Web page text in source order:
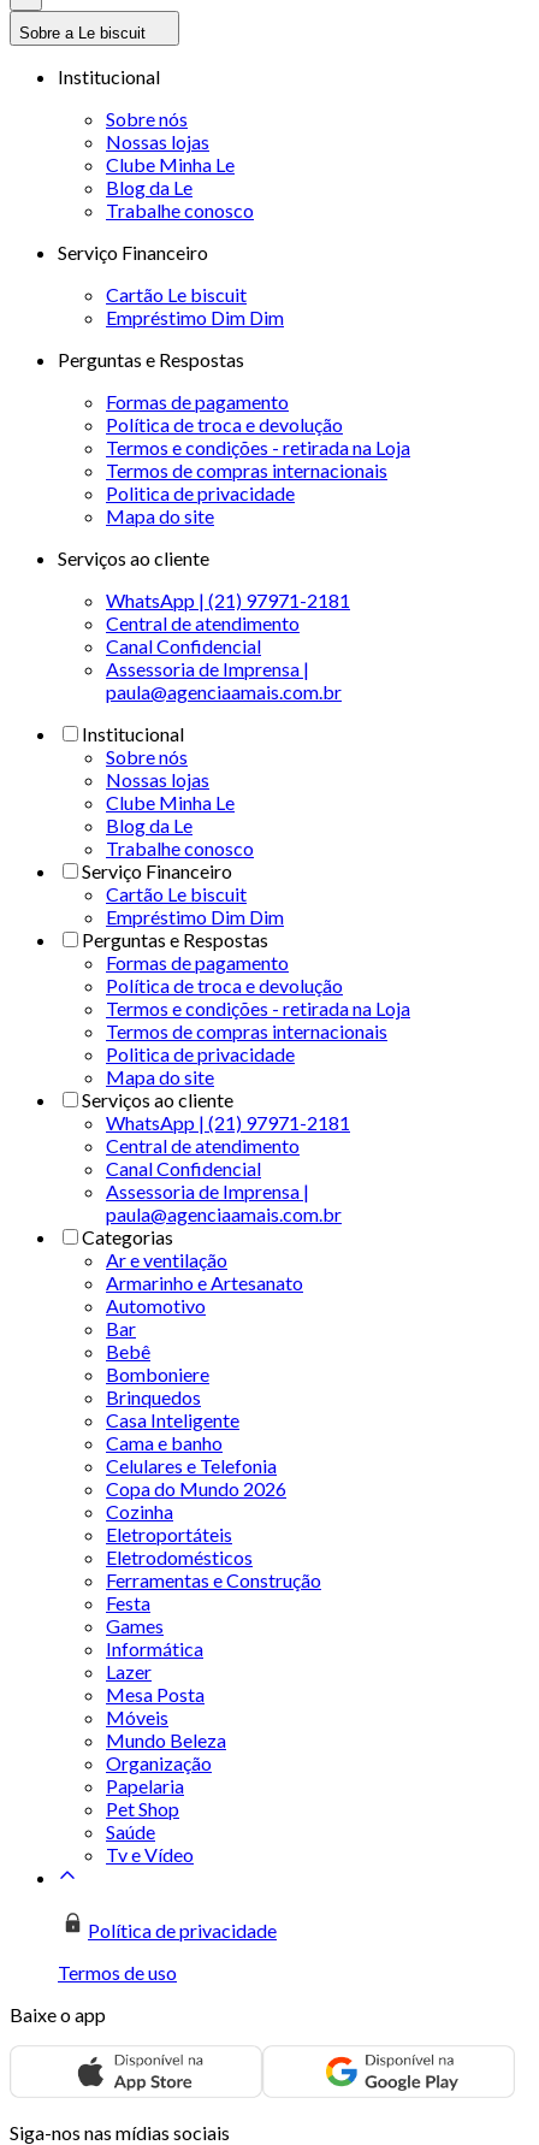
Sobre a Le biscuit
Institucional
Sobre nós
Nossas lojas
Clube Minha Le
Blog da Le
Trabalhe conosco
Serviço Financeiro
Cartão Le biscuit
Empréstimo Dim Dim
Perguntas e Respostas
Formas de pagamento
Política de troca e devolução
Termos e condições - retirada na Loja
Termos de compras internacionais
Politica de privacidade
Mapa do site
Serviços ao cliente
WhatsApp | (21) 97971-2181
Central de atendimento
Canal Confidencial
Assessoria de Imprensa |
paula@agenciaamais.com.br
Institucional
Sobre nós
Nossas lojas
Clube Minha Le
Blog da Le
Trabalhe conosco
Serviço Financeiro
Cartão Le biscuit
Empréstimo Dim Dim
Perguntas e Respostas
Formas de pagamento
Política de troca e devolução
Termos e condições - retirada na Loja
Termos de compras internacionais
Politica de privacidade
Mapa do site
Serviços ao cliente
WhatsApp | (21) 97971-2181
Central de atendimento
Canal Confidencial
Assessoria de Imprensa |
paula@agenciaamais.com.br
Categorias
Ar e ventilação
Armarinho e Artesanato
Automotivo
Bar
Bebê
Bomboniere
Brinquedos
Casa Inteligente
Cama e banho
Celulares e Telefonia
Copa do Mundo 2026
Cozinha
Eletroportáteis
Eletrodomésticos
Ferramentas e Construção
Festa
Games
Informática
Lazer
Mesa Posta
Móveis
Mundo Beleza
Organização
Papelaria
Pet Shop
Saúde
Tv e Vídeo
Política de privacidade
Termos de uso
Baixe o app
Siga-nos nas mídias sociais